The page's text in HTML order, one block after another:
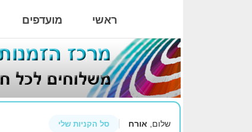
ראשי מועדפים
שלום, אורח סל הקניות שלי